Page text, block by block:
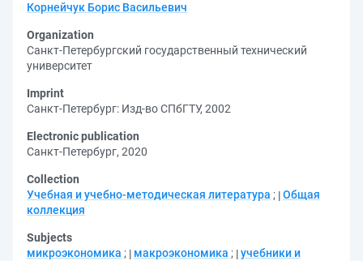
Корнейчук Борис Васильевич
Organization
Санкт-Петербургский государственный технический
университет
Imprint
Санкт-Петербург: Изд-во СПбГТУ, 2002
Electronic publication
Санкт-Петербург, 2020
Collection
Учебная и учебно-методическая литература ; Общая
коллекция
Subjects
микроэкономика ; макроэкономика ; учебники и